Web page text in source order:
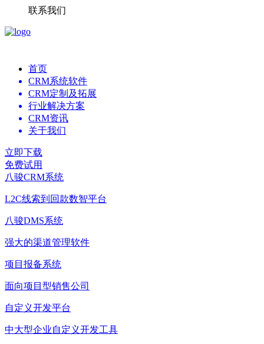
联系我们
首页
CRM系统软件
CRM定制及拓展
行业解决方案
CRM资讯
关于我们
立即下载
免费试用
八骏CRM系统
L2C线索到回款数智平台
八骏DMS系统
强大的渠道管理软件
项目报备系统
面向项目型销售公司
自定义开发平台
中大型企业自定义开发工具